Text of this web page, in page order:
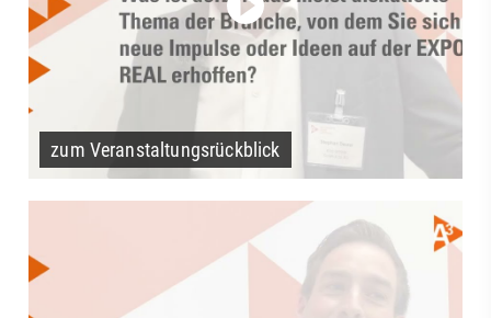
zum Veranstaltungsrückblick